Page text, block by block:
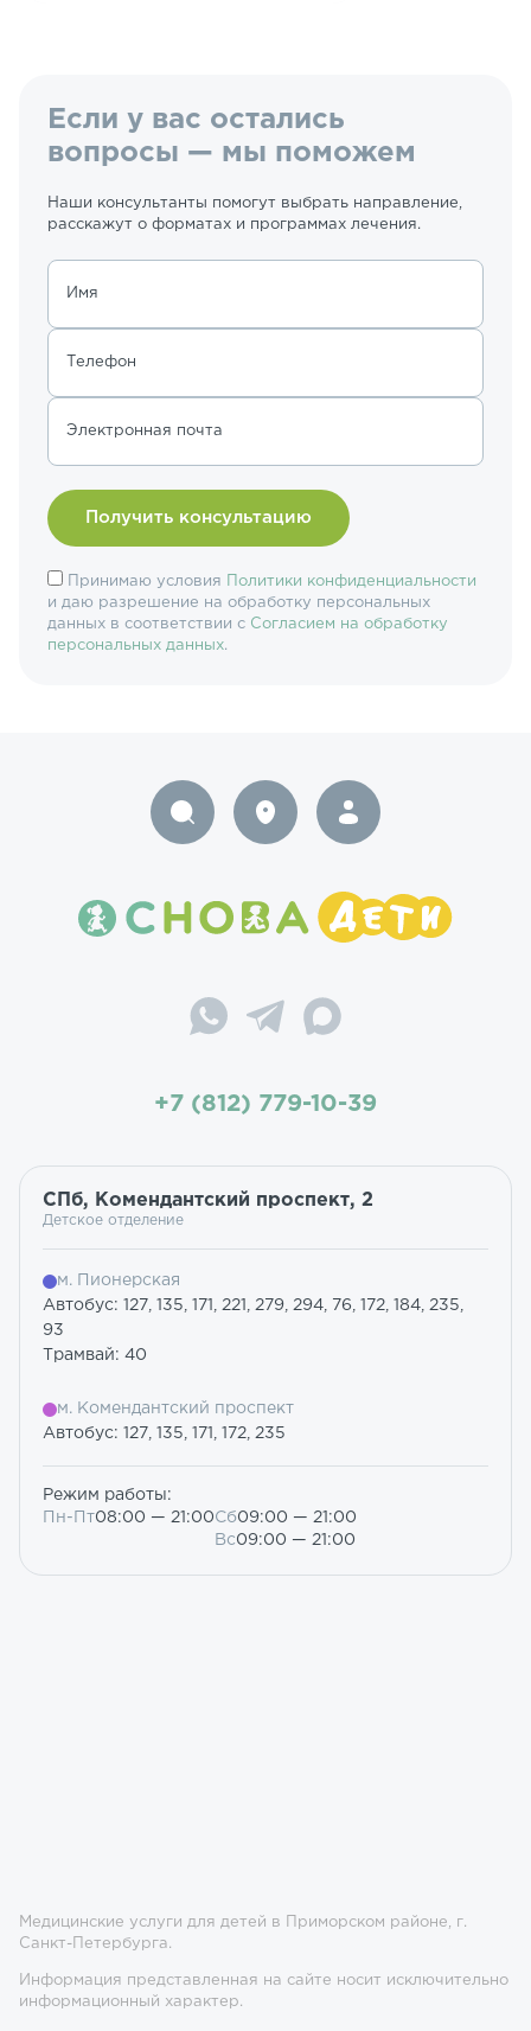
Если у вас остались
вопросы — мы поможем
Наши консультанты помогут выбрать направление,
расскажут о форматах и программах лечения.
Имя
Телефон
Электронная почта
Принимаю условия
Политики конфиденциальности
и даю разрешение на обработку персональных
данных в соответствии с Согласием на обработку
персональных данных.
+7 (812) 779-10-39
СПб, Комендантский проспект, 2
Детское отделение
м. Пионерская
Автобус: 127, 135, 171, 221, 279, 294, 76, 172, 184, 235,
93
Трамвай: 40
м. Комендантский проспект
Автобус: 127, 135, 171, 172, 235
Режим работы:
Пн-Пт08:00 — 21:00Сб09:00 — 21:00
Вс09:00 — 21:00
Медицинские услуги для детей в Приморском районе, г.
Санкт-Петербурга.
Информация представленная на сайте носит исключительно
информационный характер.